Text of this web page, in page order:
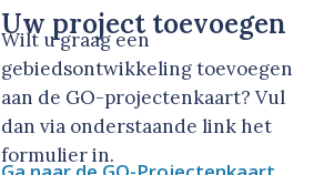
Uw project toevoegen
Wilt u graag een
gebiedsontwikkeling toevoegen
aan de GO-projectenkaart? Vul
dan via onderstaande link het
formulier in.